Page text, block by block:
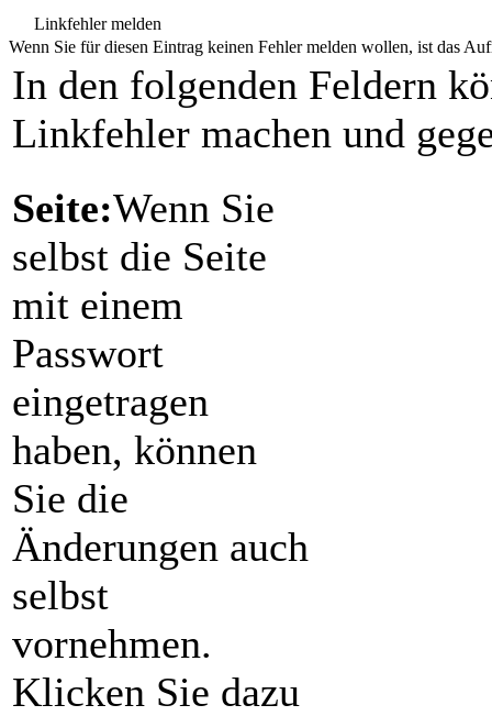
Linkfehler melden
Wenn Sie für diesen Eintrag keinen Fehler melden wollen, ist das
In den folgenden Feldern
Linkfehler machen und
Seite:Wenn Sie
selbst die Seite
mit einem
Passwort
eingetragen
haben, können
Sie die
Änderungen auch
selbst
vornehmen.
Klicken Sie dazu